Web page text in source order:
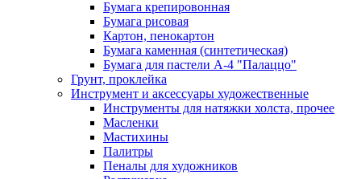
Бумага крепировонная
Бумага рисовая
Картон, пенокартон
Бумага каменная (синтетическая)
Бумага для пастели А-4 "Палаццо"
Грунт, проклейка
Инструмент и аксессуары художественные
Инструменты для натяжки холста, прочее
Масленки
Мастихины
Палитры
Пеналы для художников